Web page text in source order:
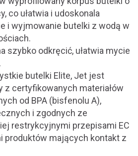
co ułatwia i udoskonala
i wyjmowanie butelki z wodą w
szybko odkręcić, ułatwia mycie
butelki Elite, Jet jest
z certyfikowanych materiałów
od BPA (bisfenolu A),
i zgodnych ze
restrykcyjnymi przepisami EC
produktów mających kontakt z